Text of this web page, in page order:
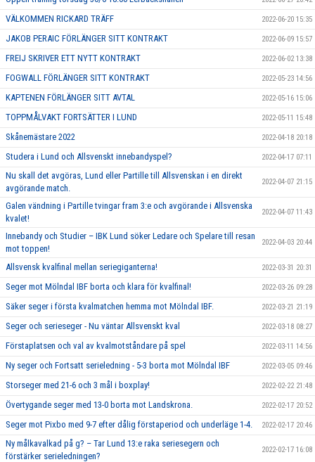
VÄLKOMMEN RICKARD TRÄFF 2022-06-20 15:35
JAKOB PERAIC FÖRLÄNGER SITT KONTRAKT 2022-06-09 15:57
FREIJ SKRIVER ETT NYTT KONTRAKT 2022-06-02 13:38
FOGWALL FÖRLÄNGER SITT KONTRAKT 2022-05-23 14:56
KAPTENEN FÖRLÄNGER SITT AVTAL 2022-05-16 15:06
TOPPMÅLVAKT FORTSÄTTER I LUND 2022-05-11 15:48
Skånemästare 2022 2022-04-18 20:18
Studera i Lund och Allsvenskt innebandyspel? 2022-04-17 07:11
Nu skall det avgöras, Lund eller Partille till Allsvenskan i en direkt
avgörande match.
2022-04-07 21:15
Galen vändning i Partille tvingar fram 3:e och avgörande i Allsvenska
kvalet!
2022-04-07 11:43
Innebandy och Studier – IBK Lund söker Ledare och Spelare till resan
mot toppen!
2022-04-03 20:44
Allsvensk kvalfinal mellan seriegiganterna! 2022-03-31 20:31
Seger mot Mölndal IBF borta och klara för kvalfinal! 2022-03-26 09:28
Säker seger i första kvalmatchen hemma mot Mölndal IBF. 2022-03-21 21:19
Seger och serieseger - Nu väntar Allsvenskt kval 2022-03-18 08:27
Förstaplatsen och val av kvalmotståndare på spel 2022-03-11 14:56
Ny seger och Fortsatt serieledning - 5-3 borta mot Mölndal IBF 2022-03-05 09:46
Storseger med 21-6 och 3 mål i boxplay! 2022-02-22 21:48
Övertygande seger med 13-0 borta mot Landskrona. 2022-02-17 20:52
Seger mot Pixbo med 9-7 efter dålig förstaperiod och underläge 1-4. 2022-02-17 20:46
Ny målkavalkad på g? – Tar Lund 13:e raka seriesegern och
förstärker serieledningen?
2022-02-17 16:08